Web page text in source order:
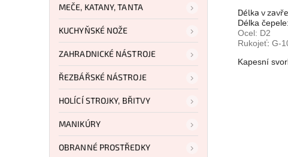
MEČE, KATANY, TANTA
KUCHYŇSKÉ NOŽE
ZAHRADNICKÉ NÁSTROJE
ŘEZBÁŘSKÉ NÁSTROJE
HOLÍCÍ STROJKY, BŘITVY
MANIKÚRY
OBRANNÉ PROSTŘEDKY
Délka v
Délka
Ocel: D2
Rukojeť: G-
Kapesní